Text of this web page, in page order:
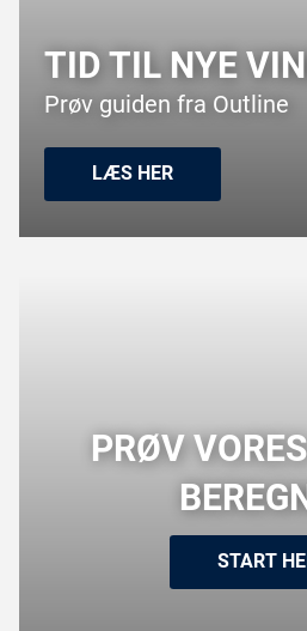
TID TIL NYE
Prøv guiden fra Outline
LÆS HER​
PRØV
START